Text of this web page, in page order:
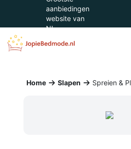
aanbiedingen
website van
NL
Home Slapen Spreien &